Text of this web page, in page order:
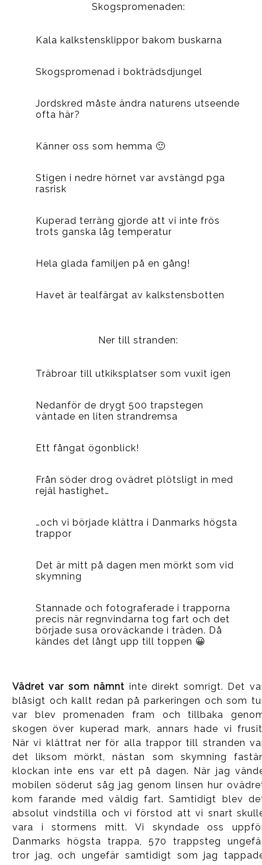
Skogspromenaden:
Kala kalkstensklippor bakom buskarna
Skogspromenad i bokträdsdjungel
Jordskred måste ändra naturens utseende
ofta här?
Känner oss som hemma 🙂
Stigen i nedre hörnet var avstängd pga
rasrisk
Kuperad terräng gjorde att vi inte frös
trots ganska låg temperatur
Hela glada familjen på en gång!
Havet är tealfärgat av kalkstensbotten
Ner till stranden:
Träbroar till utkiksplatser som vuxit igen
Nedanför de drygt 500 trapstegen
väntade en liten strandremsa
Ett fångat ögonblick!
Från söder drog ovädret plötsligt in med
rejäl hastighet…
…och vi började klättra i Danmarks högsta
trappor
Det är mitt på dagen men mörkt som vid
skymning
Stannade och fotograferade i trapporna
precis när regnvindarna tog fart och det
började susa oroväckande i träden. Då
kändes det långt upp till toppen 😀
Vädret var som nämnt inte direkt somrigt. Det
blåsigt och kallt redan på parkeringen och som
var blev promenaden fram och tillbaka
skogen över kuperad mark, annars hade vi
När vi klättrat ner för alla trappor till stranden
det liksom mörkt, nästan som skymning
klockan inte ens var ett på dagen. När jag
mobilen söderut såg jag genom linsen hur
kom farande med väldig fart. Samtidigt blev
absolut vindstilla och vi förstod att vi snart
vara i stormens mitt. Vi skyndade oss
Danmarks högsta trappa, 570 trappsteg
tror jag, och ungefär samtidigt som jag